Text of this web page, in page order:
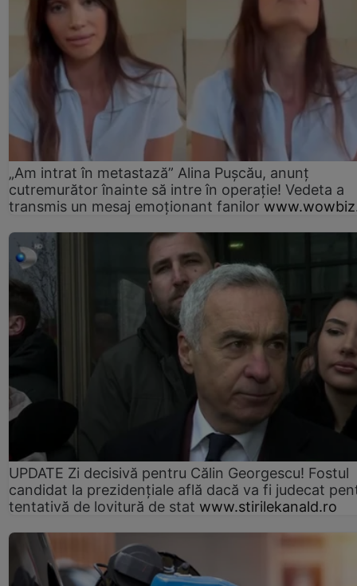
„Am intrat în metastază” Alina Pușcău, anunț
cutremurător înainte să intre în operație! Vedeta a
transmis un mesaj emoționant fanilor
UPDATE Zi decisivă pentru Călin Georgescu! Fostul
candidat la prezidențiale află dacă va fi judecat
tentativă de lovitură de stat www.stirilekanald.ro